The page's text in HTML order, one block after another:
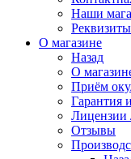
Наши
Реквизиты
О магазине
Назад
О
Приём
Гарантия
Лицензии
Отзывы